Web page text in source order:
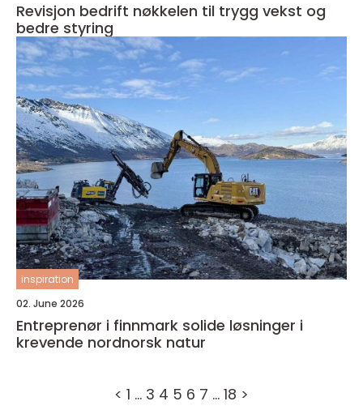
Revisjon bedrift nøkkelen til trygg vekst og
bedre styring
inspiration
02. June 2026
Entreprenør i finnmark solide løsninger i
krevende nordnorsk natur
< 1 … 3 4 5 6 7 … 18 >